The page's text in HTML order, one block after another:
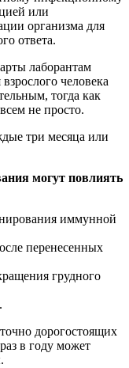
или
организма для
ответа.
лаборантам
человека
тогда как
не просто.
три месяца или
могут повлиять
иммунной
перенесенных
грудного
дорогостоящих
в году может